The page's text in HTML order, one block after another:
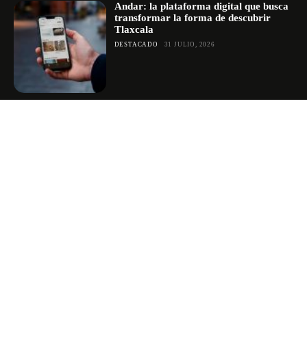
Andar: la plataforma digital que busca
transformar la forma de descubrir
Tlaxcala
DESTACADO 31 JULIO, 2026